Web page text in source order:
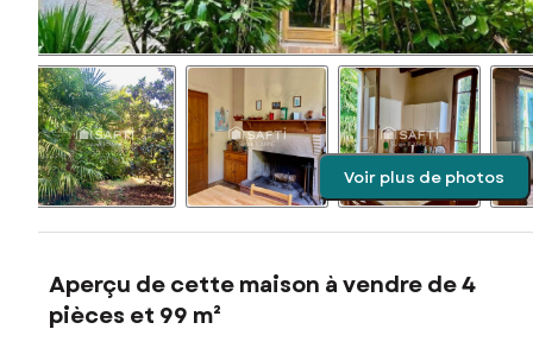
Voir plus de photos
Aperçu de cette maison à vendre de 4
pièces et 99 m²